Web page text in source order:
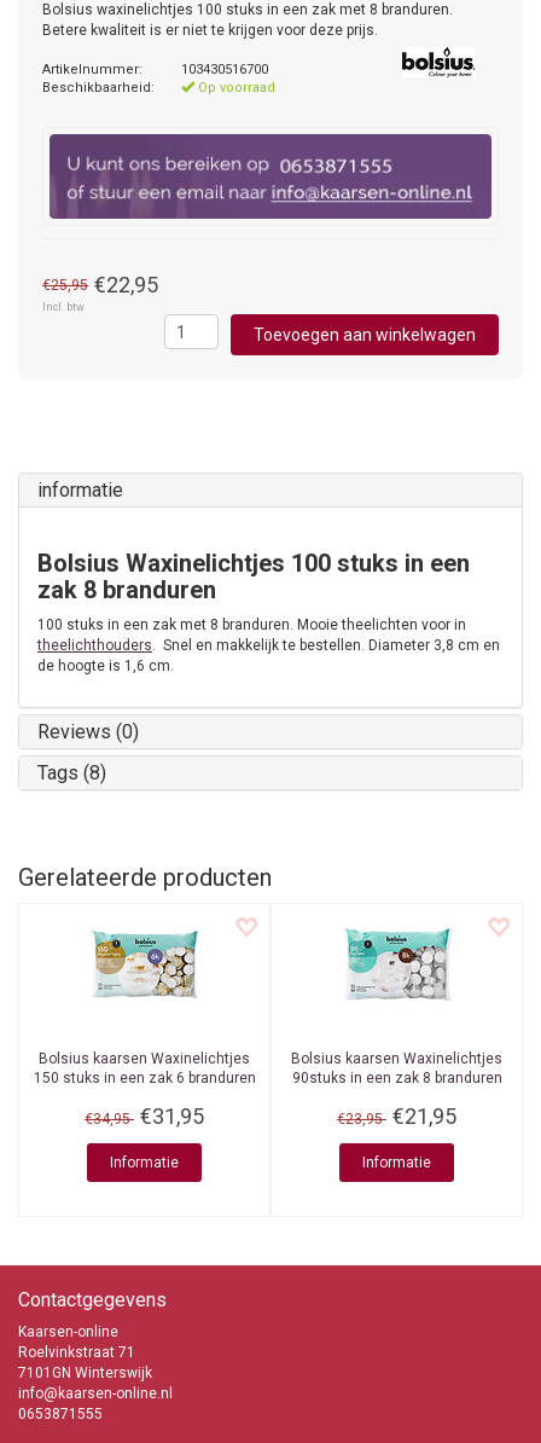
Bolsius waxinelichtjes 100 stuks in een zak met 8 branduren.
Betere kwaliteit is er niet te krijgen voor deze prijs.
Artikelnummer:
103430516700
Beschikbaarheid:
Op voorraad
€25,95 €22,95
Incl. btw
Toevoegen aan winkelwagen
informatie
Bolsius Waxinelichtjes 100 stuks in een
zak 8 branduren
100 stuks in een zak met 8 branduren. Mooie theelichten voor in
theelichthouders. Snel en makkelijk te bestellen. Diameter 3,8 cm en
de hoogte is 1,6 cm.
Reviews (0)
Tags (8)
Gerelateerde producten
Bolsius kaarsen Waxinelichtjes
150 stuks in een zak 6 branduren
€34,95 €31,95
Informatie
Bolsius kaarsen Waxinelichtjes
90stuks in een zak 8 branduren
€23,95 €21,95
Informatie
Contactgegevens
Kaarsen-online
Roelvinkstraat 71
7101GN Winterswijk
info@kaarsen-online.nl
0653871555